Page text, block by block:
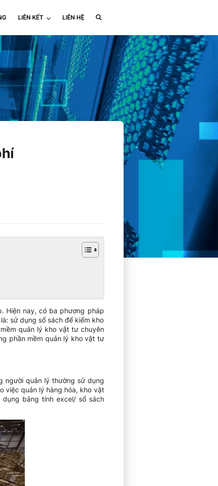
LIÊN KẾT LIÊN HỆ
Hiện nay, có ba phương pháp
sử dụng sổ sách để kiểm kho
quản lý kho vật tư chuyên
phần mềm quản lý kho vật tư
người quản lý thường sử dụng
việc quản lý hàng hóa, kho vật
bảng tính excel/ sổ sách